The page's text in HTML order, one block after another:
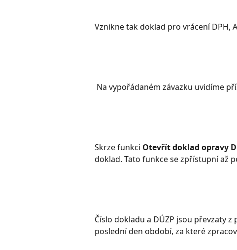
Vznikne tak doklad pro vrácení DPH,
Na vypořádaném závazku uvidíme
Skrze funkci Otevřít doklad opravy
doklad. Tato funkce se zpřístupní až
Číslo dokladu a DÚZP jsou převzaty
poslední den období, za které